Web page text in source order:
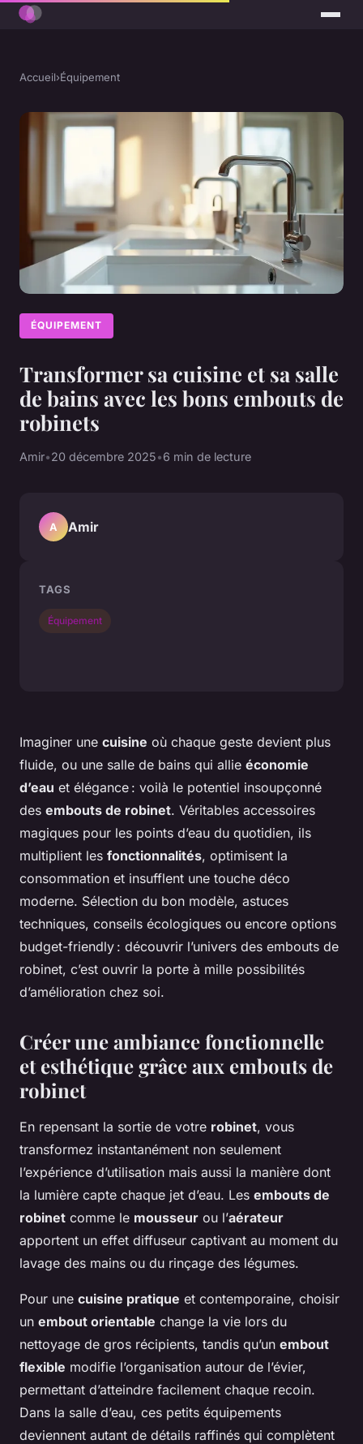
Accueil›Équipement
ÉQUIPEMENT
Transformer sa cuisine et sa salle
de bains avec les bons embouts de
robinets
Amir•20 décembre 2025•6 min de lecture
Imaginer une cuisine où chaque geste devient plus
fluide, ou une salle de bains qui allie économie
d’eau et élégance : voilà le potentiel insoupçonné
des embouts de robinet. Véritables accessoires
magiques pour les points d’eau du quotidien, ils
multiplient les fonctionnalités, optimisent la
consommation et insufflent une touche déco
moderne. Sélection du bon modèle, astuces
techniques, conseils écologiques ou encore options
budget-friendly : découvrir l’univers des embouts de
robinet, c’est ouvrir la porte à mille possibilités
d’amélioration chez soi.
Créer une ambiance fonctionnelle
et esthétique grâce aux embouts de
robinet
En repensant la sortie de votre robinet, vous
transformez instantanément non seulement
l’expérience d’utilisation mais aussi la manière dont
la lumière capte chaque jet d’eau. Les embouts de
robinet comme le mousseur ou l’aérateur
apportent un effet diffuseur captivant au moment du
lavage des mains ou du rinçage des légumes.
Pour une cuisine pratique et contemporaine, choisir
un embout orientable change la vie lors du
nettoyage de gros récipients, tandis qu’un embout
flexible modifie l’organisation autour de l’évier,
permettant d’atteindre facilement chaque recoin.
Dans la salle d’eau, ces petits équipements
deviennent autant de détails raffinés qui complètent
A Amir
TAGS
Équipement